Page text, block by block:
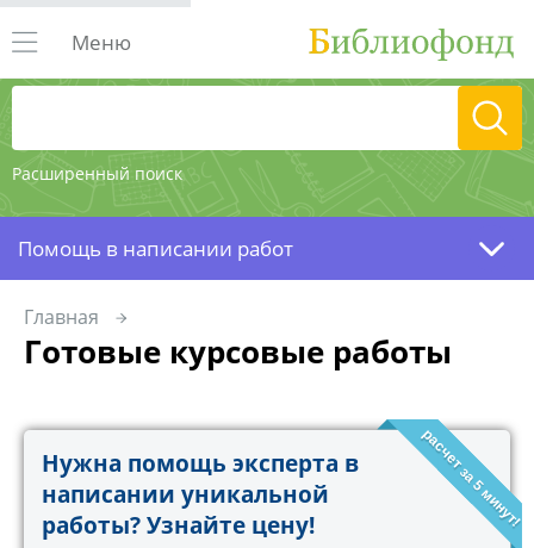
Расширенный поиск
Меню
Помощь в написании работ
Главная
Готовые курсовые работы
расчет за 5 минут!
Нужна помощь эксперта в
написании уникальной
работы? Узнайте цену!